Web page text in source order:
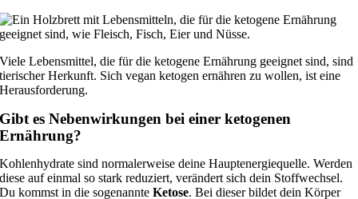
Viele Lebensmittel, die für die ketogene Ernährung geeignet sind, sind
tierischer Herkunft. Sich vegan ketogen ernähren zu wollen, ist eine
Herausforderung.
Gibt es Nebenwirkungen bei einer ketogenen
Ernährung?
Kohlenhydrate sind normalerweise deine Hauptenergiequelle. Werden
diese auf einmal so stark reduziert, verändert sich dein Stoffwechsel.
Du kommst in die sogenannteKetose. Bei dieser bildet dein Körper